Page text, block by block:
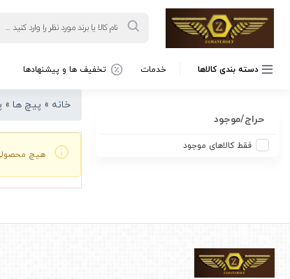
search
دسته بندی کالاها خدمات تخفیف ها و پیشنهادها
حراج/موجود
فقط کالاهای موجود
خانه » پیچ ها»
هیچ